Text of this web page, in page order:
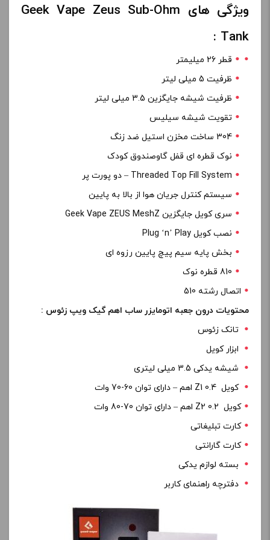
ویژگی های Geek Vape Zeus Sub-Ohm
Tank :
قطر 26 میلیمتر
ظرفیت 5 میلی لیتر
ظرفیت شیشه جایگزین 3.5 میلی لیتر
تقویت شیشه سیلیس
304 ساخت مخزن استیل ضد زنگ
نوک قطره ای قفل گاوصندوق کودک
Threaded Top Fill System – دو پورت پر
سیستم کنترل جریان هوا از بالا به پایین
سری کویل جایگزین Geek Vape ZEUS MeshZ
نصب کویل Plug ‘n’ Play
بخش پایه سیم پیچ پایین رزوه ای
810 قطره نوک
اتصال رشته 510
محتویات درون جعبه اتومایزر ساب اهم گیک ویپ زئوس :
تانک زئوس
ابزار کویل
شیشه یدکی 3.5 میلی لیتری
کویل Z1 0.4 اهم – دارای توان 60-70 وات
کویل Z2 0.2 اهم – دارای توان 70-80 وات
کارت تبلیغاتی
کارت گارانتی
بسته لوازم یدکی
دفترچه راهنمای کاربر